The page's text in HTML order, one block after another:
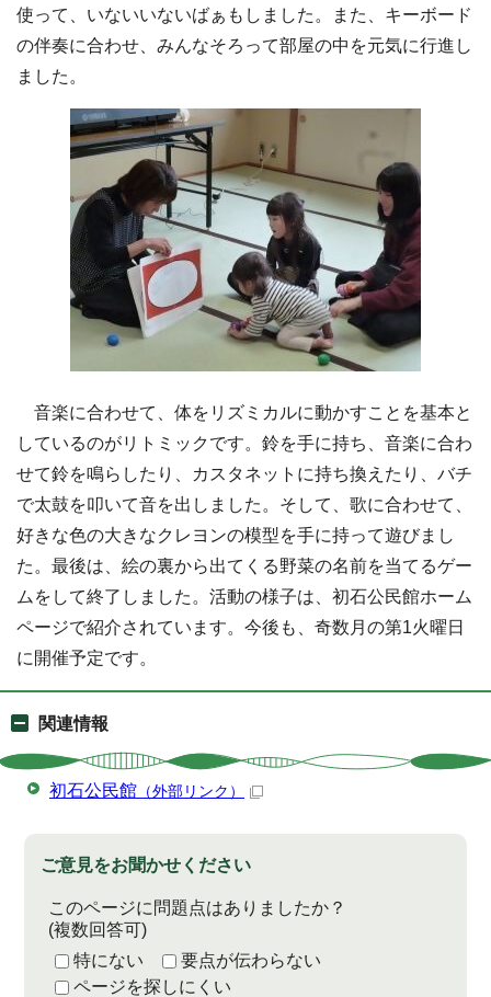
使って、いないいないばぁもしました。また、キーボード
の伴奏に合わせ、みんなそろって部屋の中を元気に行進し
ました。
音楽に合わせて、体をリズミカルに動かすことを基本と
しているのがリトミックです。鈴を手に持ち、音楽に合わ
せて鈴を鳴らしたり、カスタネットに持ち換えたり、バチ
で太鼓を叩いて音を出しました。そして、歌に合わせて、
好きな色の大きなクレヨンの模型を手に持って遊びまし
た。最後は、絵の裏から出てくる野菜の名前を当てるゲー
ムをして終了しました。活動の様子は、初石公民館ホーム
ページで紹介されています。今後も、奇数月の第1火曜日
に開催予定です。
関連情報
初石公民館 （外部リンク）
ご意見をお聞かせください
このページに問題点はありましたか？
(複数回答可)
特にない
要点が伝わらない
ページを探しにくい